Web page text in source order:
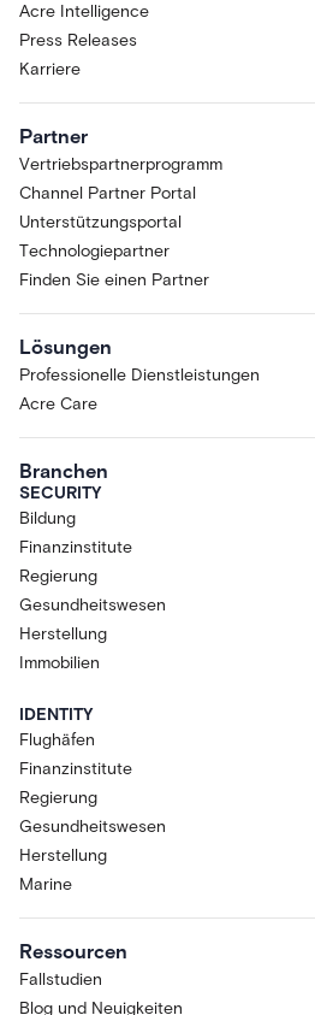
Acre Intelligence
Press Releases
Karriere
Partner
Vertriebspartnerprogramm
Channel Partner Portal
Unterstützungsportal
Technologiepartner
Finden Sie einen Partner
Lösungen
Professionelle Dienstleistungen
Acre Care
Branchen
SECURITY
Bildung
Finanzinstitute
Regierung
Gesundheitswesen
Herstellung
Immobilien
IDENTITY
Flughäfen
Finanzinstitute
Regierung
Gesundheitswesen
Herstellung
Marine
Ressourcen
Fallstudien
Blog und Neuigkeiten